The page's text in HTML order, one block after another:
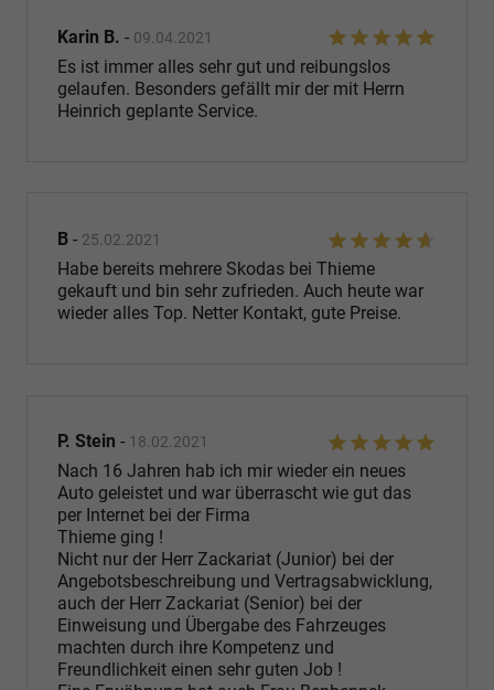
Karin B. - 09.04.2021
Es ist immer alles sehr gut und reibungslos
gelaufen. Besonders gefällt mir der mit Herrn
Heinrich geplante Service.
B - 25.02.2021
Habe bereits mehrere Skodas bei Thieme
gekauft und bin sehr zufrieden. Auch heute war
wieder alles Top. Netter Kontakt, gute Preise.
P. Stein - 18.02.2021
Nach 16 Jahren hab ich mir wieder ein neues
Auto geleistet und war überrascht wie gut das
per Internet bei der Firma
Thieme ging !
Nicht nur der Herr Zackariat (Junior) bei der
Angebotsbeschreibung und Vertragsabwicklung,
auch der Herr Zackariat (Senior) bei der
Einweisung und Übergabe des Fahrzeuges
machten durch ihre Kompetenz und
Freundlichkeit einen sehr guten Job !